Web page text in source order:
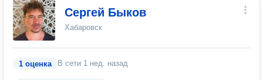
Сергей Быков
Хабаровск
1 оценка В сети 1 нед. назад